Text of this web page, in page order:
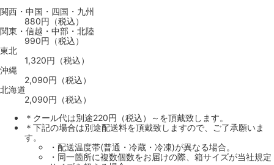
関西・中国・四国・九州
880円（税込）
関東・信越・中部・北陸
990円（税込）
東北
1,320円（税込）
沖縄
2,090円（税込）
北海道
2,090円（税込）
＊クール代は別途220円（税込）～を頂戴致します。
＊下記の場合は別途配送料を頂戴致しますので、ご了承願いま
す。
・配送温度帯(普通・冷蔵・冷凍)が異なる場合。
・同一箇所に複数個数をお届けの際、箱サイズが当社規定